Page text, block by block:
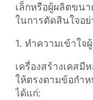
เล็กหรือผู้ผลิตขน
ในการตัดสินใจอ
1. ทำความเข้าใจ
เครื่องสร้างเคสมี
ให้ตรงตามข้อก
ได้แก่: